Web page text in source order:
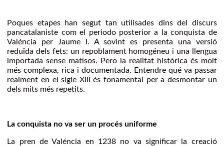
Poques etapes han segut tan utilisades dins del discurs
pancatalaniste com el periodo posterior a la conquista de
Valéncia per Jaume I. A sovint es presenta una versió
reduïda dels fets: un repoblament homogéneu i una llengua
importada sense matisos. Pero la realitat històrica és molt
més complexa, rica i documentada. Entendre qué va passar
realment en el sigle XIII és fonamental per a desmontar un
dels mits més repetits.
La conquista no va ser un procés uniforme
La pren de Valéncia en 1238 no va significar la creació